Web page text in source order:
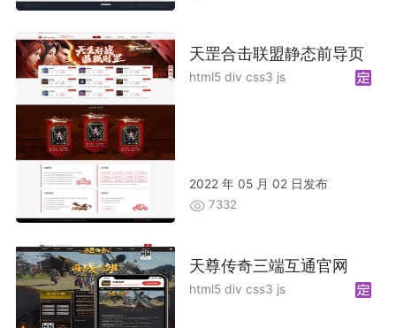
天罡合击联盟静态前导页
html5 div css3 js
2022 年 05 月 02 日发布
7332
天尊传奇三端互通官网
html5 div css3 js